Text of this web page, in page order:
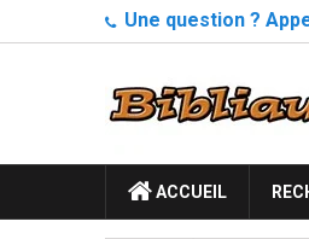
Une question ?
ACCUEIL